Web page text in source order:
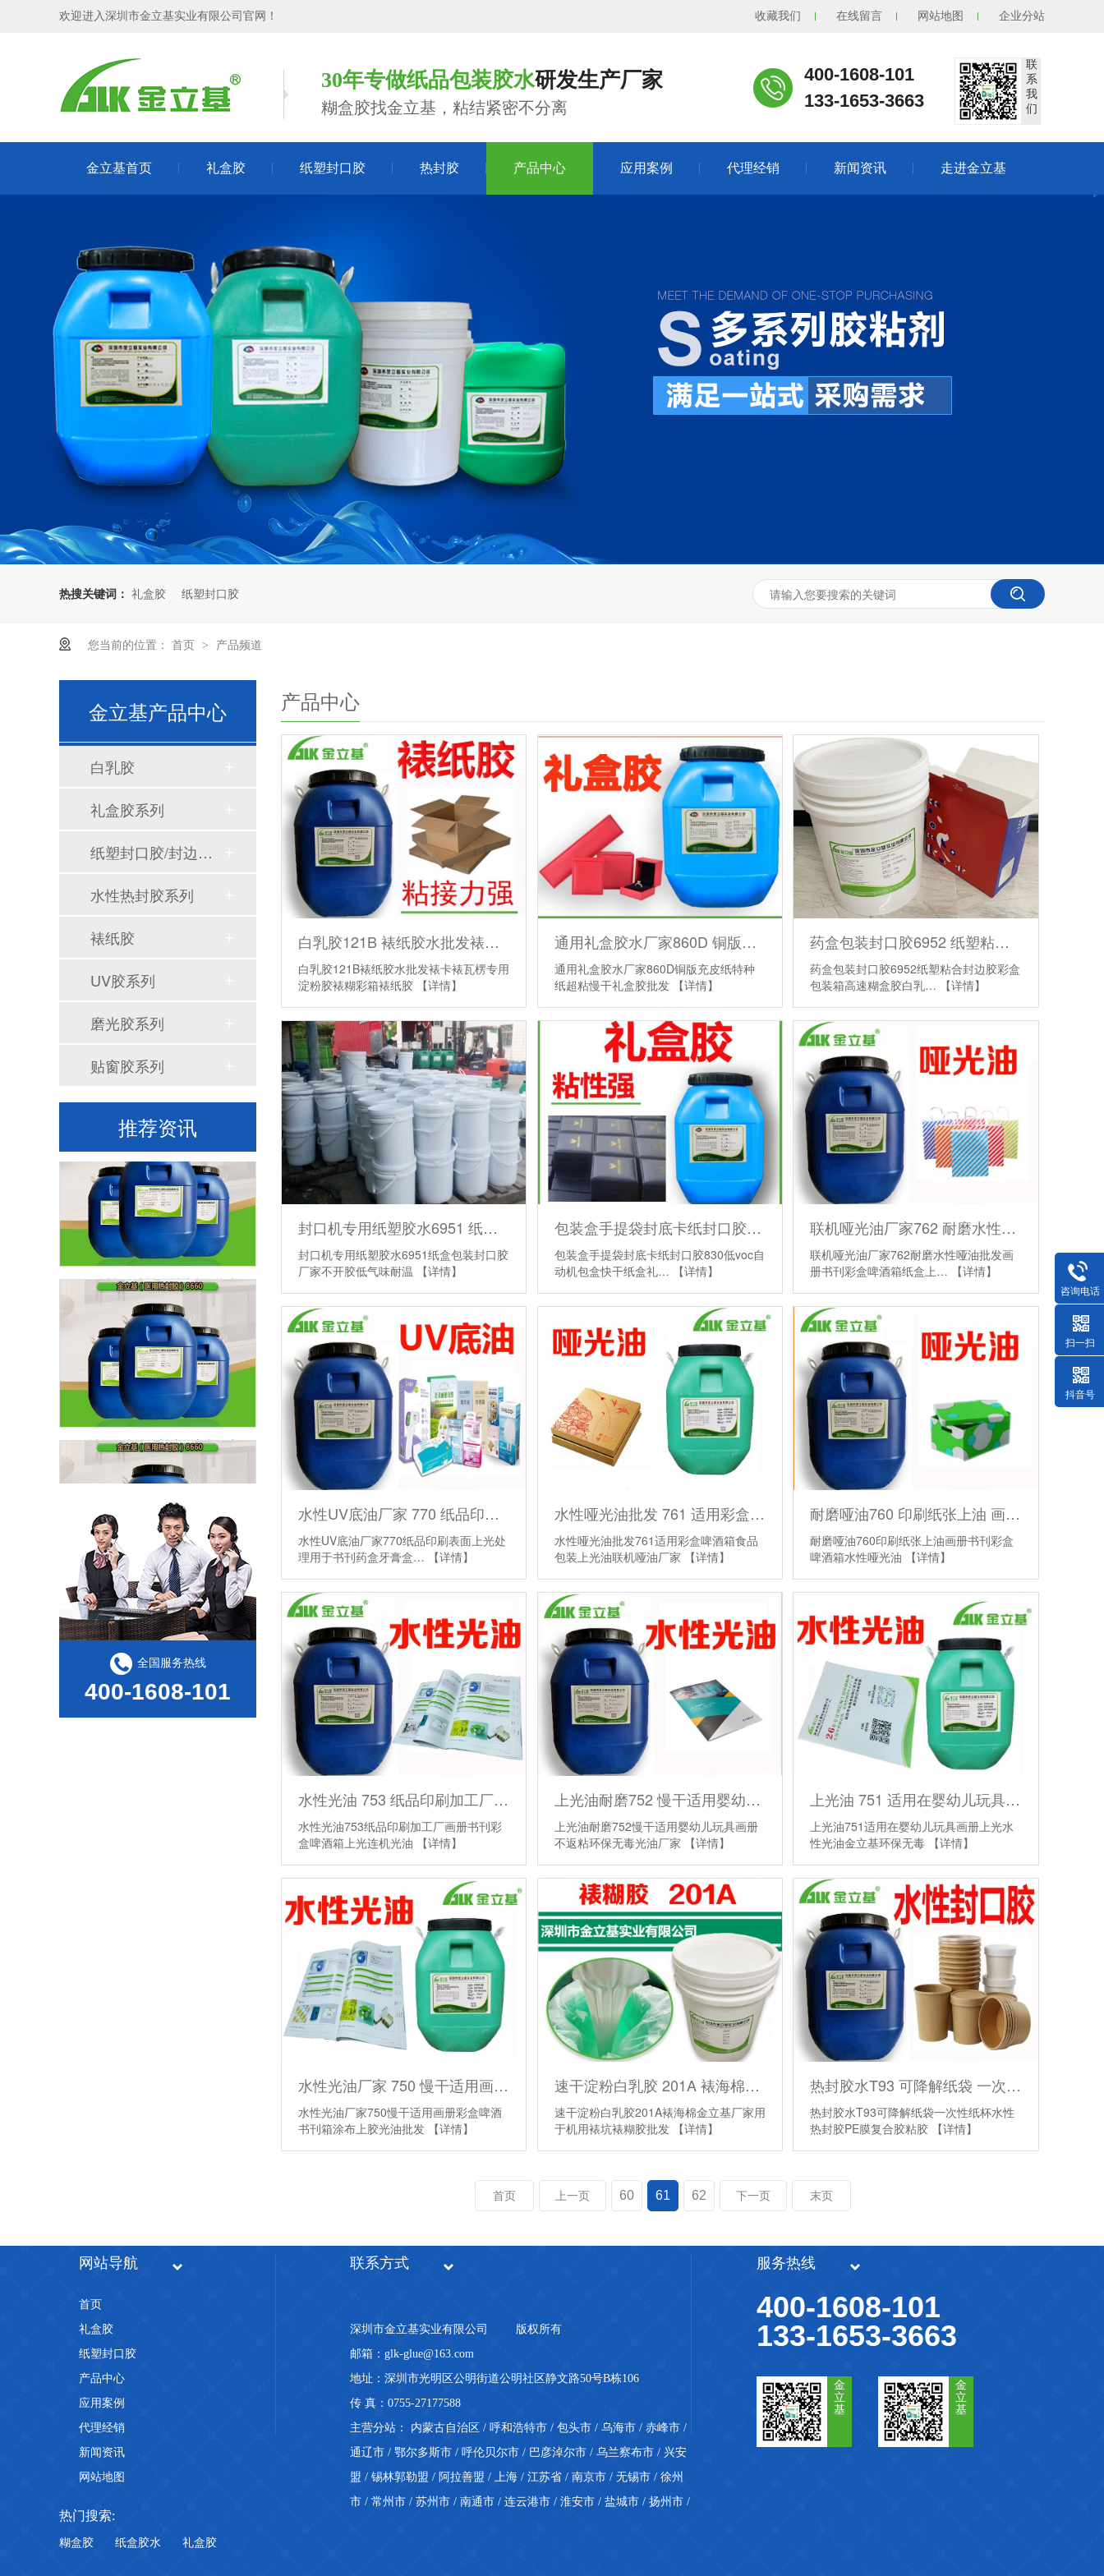
收藏我们 在线留言 网站地图 企业分站
欢迎进入深圳市金立基实业有限公司官网！
30年专做纸品包装胶水研发生产厂家
糊盒胶找金立基，粘结紧密不分离
联
系
我
们
400-1608-101
133-1653-3663
金立基首页 礼盒胶 纸塑封口胶 热封胶 产品中心 应用案例 代理经销 新闻资讯 走进金立基
热搜关键词： 礼盒胶 纸塑封口胶
您当前的位置： 首页 > 产品频道
产品中心
白乳胶121B 裱纸胶水批发裱卡裱瓦楞专用淀粉胶裱糊 彩箱裱纸胶
白乳胶121B裱纸胶水批发裱卡裱瓦楞专用
淀粉胶裱糊彩箱裱纸胶 【详情】
通用礼盒胶水厂家860D 铜版充皮纸特种纸 超粘慢干 礼盒胶批发
通用礼盒胶水厂家860D铜版充皮纸特种
纸超粘慢干礼盒胶批发 【详情】
药盒包装封口胶6952 纸塑粘合封边胶 彩盒包装箱高速糊盒胶白乳胶
药盒包装封口胶6952纸塑粘合封边胶彩盒
包装箱高速糊盒胶白乳…
【详情】
封口机专用纸塑胶水6951 纸盒包装封口胶厂家不开胶 低气味耐温
封口机专用纸塑胶水6951纸盒包装封口胶
厂家不开胶低气味耐温
【详情】
包装盒手提袋封底卡纸封口胶830低voc自动机包盒快干纸盒礼盒胶水
包装盒手提袋封底卡纸封口胶830低voc自
动机包盒快干纸盒礼…
【详情】
联机哑光油厂家762 耐磨水性哑油批发画册书刊彩盒啤酒箱纸盒上光
联机哑光油厂家762耐磨水性哑油批发画
册书刊彩盒啤酒箱纸盒上…
【详情】
水性UV底油厂家 770 纸品印刷表面上光处理 用于书刊药盒牙膏盒纸
水性UV底油厂家770纸品印刷表面上光处
理用于书刊药盒牙膏盒…
【详情】
水性哑光油批发 761 适用彩盒啤酒箱食品包装上光油 联机哑油厂家
水性哑光油批发761适用彩盒啤酒箱食品
包装上光油联机哑油厂家
【详情】
耐磨哑油760 印刷纸张上油 画册 书刊 彩盒 啤酒箱 水性哑光油
耐磨哑油760印刷纸张上油画册书刊彩盒
啤酒箱水性哑光油
【详情】
水性光油 753 纸品印刷加工厂 画册书刊彩盒啤酒箱上光 连机光油
水性光油753纸品印刷加工厂画册书刊彩
盒啤酒箱上光连机光油
【详情】
上光油耐磨752 慢干适用婴幼儿玩具画册 不返粘 环保无毒光油厂家
上光油耐磨752慢干适用婴幼儿玩具画册
不返粘环保无毒光油厂家
【详情】
上光油 751 适用在婴幼儿玩具 画册上光 水性光油金立基环保无毒
上光油751适用在婴幼儿玩具画册上光水
性光油金立基环保无毒 【详情】
水性光油厂家 750 慢干适用画册彩盒啤酒书刊箱涂布上胶光油批发
水性光油厂家750慢干适用画册彩盒啤酒
书刊箱涂布上胶光油批发 【详情】
速干淀粉白乳胶 201A 裱海棉金立基厂家 用于机用裱坑裱糊胶批发
速干淀粉白乳胶201A裱海棉金立基厂家用
于机用裱坑裱糊胶批发 【详情】
热封胶水T93 可降解纸袋 一次性纸杯水性热封胶 PE膜复合胶粘胶
热封胶水T93可降解纸袋一次性纸杯水性
热封胶PE膜复合胶粘胶 【详情】
首页 上一页 60 61 62 下一页 末页
金立基产品中心
白乳胶
礼盒胶系列
纸塑封口胶/封边胶系列
水性热封胶系列
裱纸胶
UV胶系列
磨光胶系列
贴窗胶系列
推荐资讯
医用包装袋热封胶优势
医用透析纸水性热封胶常见问题
医用透析纸水性热封胶实操趋势
医用透析纸水性热封胶实操指南
医用透析纸水性热封胶核心指标
医用包装袋热封胶优势
医用透析纸水性热封胶常见问题
全国服务热线
400-1608-101
网站导航
首页
礼盒胶
纸塑封口胶
产品中心
应用案例
代理经销
新闻资讯
网站地图
联系方式
深圳市金立基实业有限公司
版权所有
邮箱：glk-glue@163.com
地址：深圳市光明区公明街道公明社区静文路50号B栋106
传 真：0755-27177588
主营分站： 内蒙古自治区 / 呼和浩特市 / 包头市 / 乌海市 / 赤峰市 /
通辽市 / 鄂尔多斯市 / 呼伦贝尔市 / 巴彦淖尔市 / 乌兰察布市 / 兴安
盟 / 锡林郭勒盟 / 阿拉善盟 / 上海 / 江苏省 / 南京市 / 无锡市 / 徐州
市 / 常州市 / 苏州市 / 南通市 / 连云港市 / 淮安市 / 盐城市 / 扬州市 /
服务热线
400-1608-101
133-1653-3663
金
立
基
金
立
基
热门搜索:
糊盒胶 纸盒胶水 礼盒胶
咨询电话
扫一扫
抖音号